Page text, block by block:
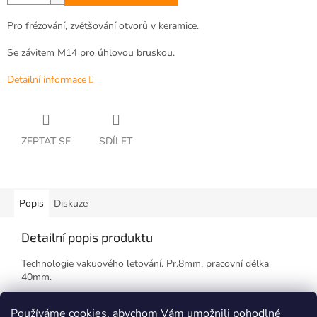
Používáme cookies, abychom Vám umožnili pohodlné
Pro frézování, zvětšování otvorů v keramice.
Se závitem M14 pro úhlovou bruskou.
Detailní informace
ZEPTAT SE SDÍLET
Popis Diskuze
Detailní popis produktu
Technologie vakuového letování. Pr.8mm, pracovní délka
40mm.